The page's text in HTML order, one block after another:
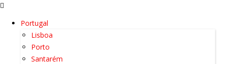
Portugal
Lisboa
Porto
Santarém